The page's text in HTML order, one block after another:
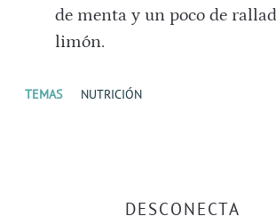
de menta y un poco de
limón.
TEMAS NUTRICIÓN
DESCONECTA